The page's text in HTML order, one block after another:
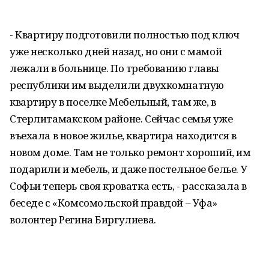
- Квартиру подготовили полностью под ключ
уже несколько дней назад, но они с мамой
лежали в больнице. По требованию главы
республики им выделили двухкомнатную
квартиру в поселке Мебельный, там же, в
Стерлитамакском районе. Сейчас семья уже
въехала в новое жилье, квартира находится в
новом доме. Там не только ремонт хороший, им
подарили и мебель, и даже постельное белье. У
Софьи теперь своя кроватка есть, - рассказала в
беседе с «Комсомольской правдой – Уфа»
волонтер Регина Биргулиева.